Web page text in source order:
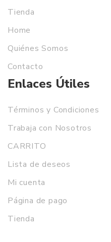
Tienda
Home
Quiénes Somos
Contacto
Enlaces Útiles
Términos y Condiciones
Trabaja con Nosotros
CARRITO
Lista de deseos
Mi cuenta
Página de pago
Tienda